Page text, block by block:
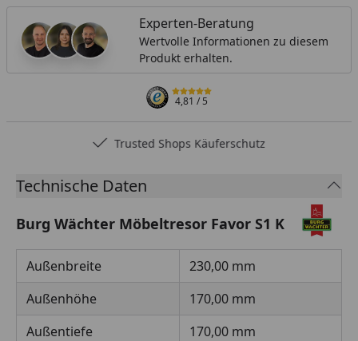
Experten-Beratung
Wertvolle Informationen zu diesem
Produkt erhalten.
4,81/ 5
Trusted Shops Käuferschutz
Technische Daten
Burg Wächter Möbeltresor Favor S1 K
Außenbreite
230,00 mm
Außenhöhe
170,00 mm
Außentiefe
170,00 mm